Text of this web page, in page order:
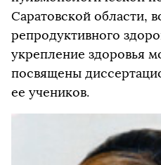
Саратовской области,
репродуктивного
укрепление здоровья
посвящены
ее учеников.